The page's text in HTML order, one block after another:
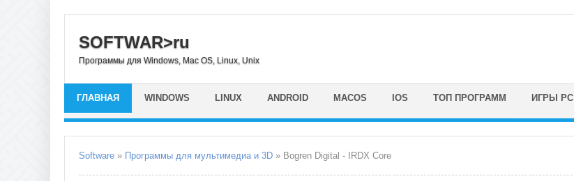
SOFTWAR>ru
Программы для Windows, Mac OS, Linux, Unix
ГЛАВНАЯ WINDOWS LINUX ANDROID MACOS IOS ТОП ПРОГРАММ ИГРЫ PC
Software » Программы для мультимедиа и 3D » Bogren Digital - IRDX Core